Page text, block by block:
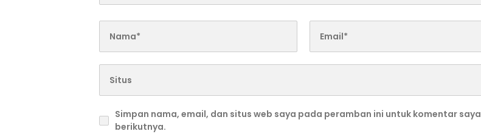
Simpan nama, email, dan situs web saya pada peramban ini untuk komentar saya
berikutnya.